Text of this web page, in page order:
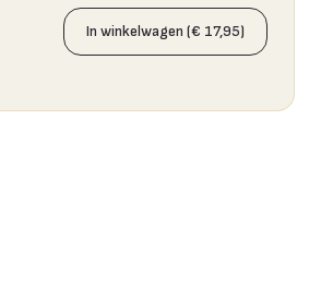
In winkelwagen (€ 17,95)